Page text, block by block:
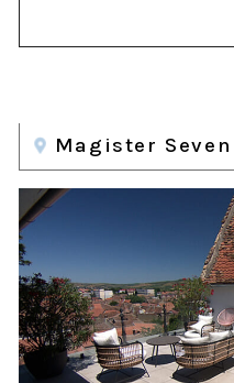
Magister Seven